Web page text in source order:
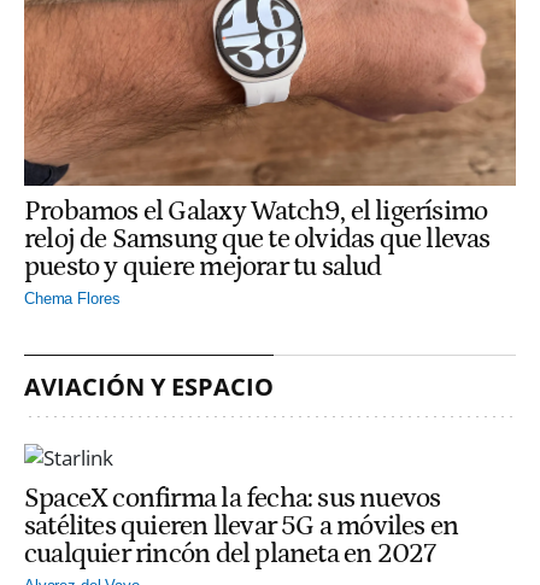
Probamos el Galaxy Watch9, el ligerísimo
reloj de Samsung que te olvidas que llevas
puesto y quiere mejorar tu salud
Chema Flores
AVIACIÓN Y ESPACIO
SpaceX confirma la fecha: sus nuevos
satélites quieren llevar 5G a móviles en
cualquier rincón del planeta en 2027